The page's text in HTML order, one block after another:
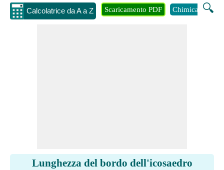
Calcolatrice da A a Z 🔍
Scaricamento PDF Chimica
Lunghezza del bordo dell'icosaedro